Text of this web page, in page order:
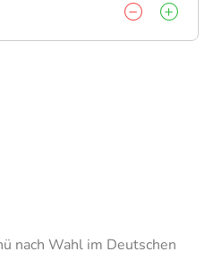
nach Wahl im Deutschen